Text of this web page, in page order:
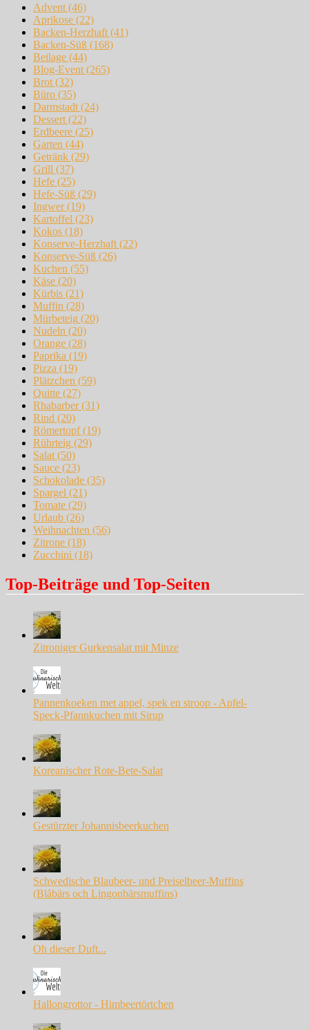
Advent (46)
Aprikose (22)
Backen-Herzhaft (41)
Backen-Süß (168)
Beilage (44)
Blog-Event (265)
Brot (32)
Büro (35)
Darmstadt (24)
Dessert (22)
Erdbeere (25)
Garten (44)
Getränk (29)
Grill (37)
Hefe (25)
Hefe-Süß (29)
Ingwer(19)
Kartoffel (23)
Kokos (18)
Konserve-Herzhaft (22)
Konserve-Süß (26)
Kuchen (55)
Käse (20)
Kürbis (21)
Muffin (28)
Mürbeteig (20)
Nudeln (20)
Orange (28)
Paprika (19)
Pizza (19)
Plätzchen (59)
Quitte (27)
Rhabarber(31)
Rind (20)
Römertopf(19)
Rührteig (29)
Salat (50)
Sauce (23)
Schokolade (35)
Spargel (21)
Tomate (29)
Urlaub (26)
Weihnachten (56)
Zitrone (18)
Zucchini (18)
Top-Beiträge und Top-Seiten
Zitroniger Gurkensalat mit Minze
Pannenkoeken met appel, spek en stroop - Apfel-
Speck-Pfannkuchen mit Sirup
Koreanischer Rote-Bete-Salat
Gestürzter Johannisbeerkuchen
Schwedische Blaubeer- und Preiselbeer-Muffins
(Blåbärs och Lingonbärsmuffins)
Oh dieser Duft...
Hallongrottor - Himbeertörtchen